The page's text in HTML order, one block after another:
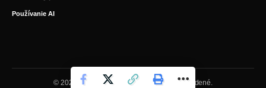
Používanie AI
© 2026 BYTE Media s.r.o. Všetky práva vyhradené.